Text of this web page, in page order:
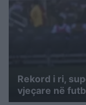
Rekord i ri,
vjeçare në